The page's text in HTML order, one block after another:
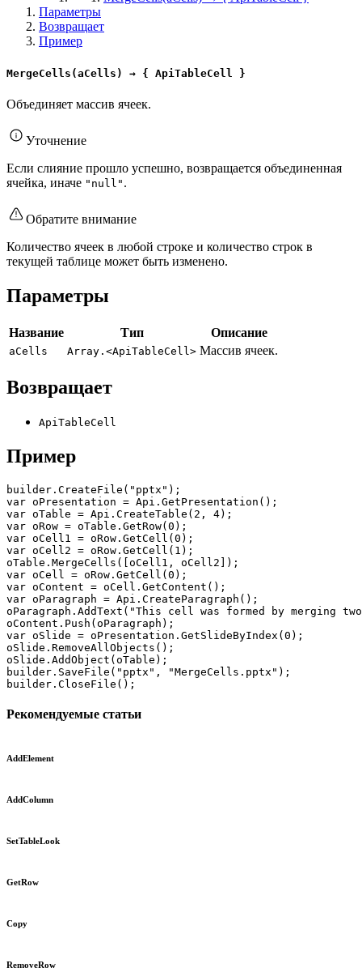
Параметры
Возвращает
Пример
MergeCells(aCells) → { ApiTableCell }
Объединяет массив ячеек.
Уточнение
Если слияние прошло успешно, возвращается объединенная
ячейка, иначе "null" .
Обратите внимание
Количество ячеек в любой строке и количество строк в
текущей таблице может быть изменено.
Параметры
Название Тип Описание
aCells Array.<ApiTableCell> Массив ячеек.
Возвращает
ApiTableCell
Пример
builder.CreateFile("pptx");
var oPresentation = Api.GetPresentation();
var oTable = Api.CreateTable(2, 4);
var oRow = oTable.GetRow(0);
var oCell1 = oRow.GetCell(0);
var oCell2 = oRow.GetCell(1);
oTable.MergeCells([oCell1, oCell2]);
var oCell = oRow.GetCell(0);
var oContent = oCell.GetContent();
var oParagraph = Api.CreateParagraph();
oParagraph.AddText("This cell was formed by merging
oContent.Push(oParagraph);
var oSlide = oPresentation.GetSlideByIndex(0);
oSlide.RemoveAllObjects();
oSlide.AddObject(oTable);
builder.SaveFile("pptx", "MergeCells.pptx");
builder.CloseFile();
Рекомендуемые статьи
AddElement
AddColumn
SetTableLook
GetRow
Copy
RemoveRow